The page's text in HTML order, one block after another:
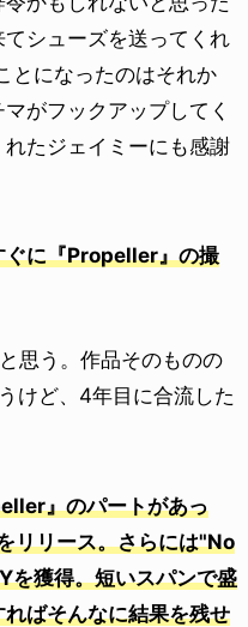
シューズを送ってくれ
とになったのはそれか
がフックアップしてく
たジェイミーにも感謝
に『Propeller』の撮
思う。作品そのものの
けど、4年目に合流した
』のパートがあっ
リリース。さらには"No
獲得。短いスパンで盛
ばそんなに結果を残せ